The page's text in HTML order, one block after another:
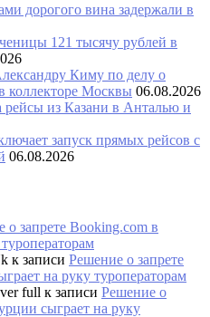
дорогого вина задержали в
121 тысячу рублей в
Киму по делу о
коллекторе Москвы 06.08.2026
рейсы из Казани в Анталью и
запуск прямых рейсов с
06.08.2026
о запрете Booking.com в
к записи Решение о запрете
на руку туроператорам
full к записи Решение о
сыграет на руку